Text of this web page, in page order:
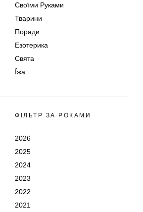
Своїми Руками
Тварини
Поради
Езотерика
Свята
Їжа
ФІЛЬТР ЗА РОКАМИ
2026
2025
2024
2023
2022
2021